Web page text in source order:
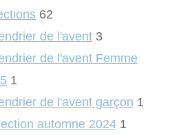
62
de l'avent 3
de l'avent Femme
1
de l'avent garçon 1
automne 2024 1